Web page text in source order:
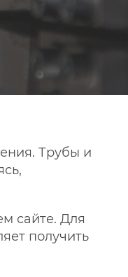
Трубы и
сайте. Для
получить